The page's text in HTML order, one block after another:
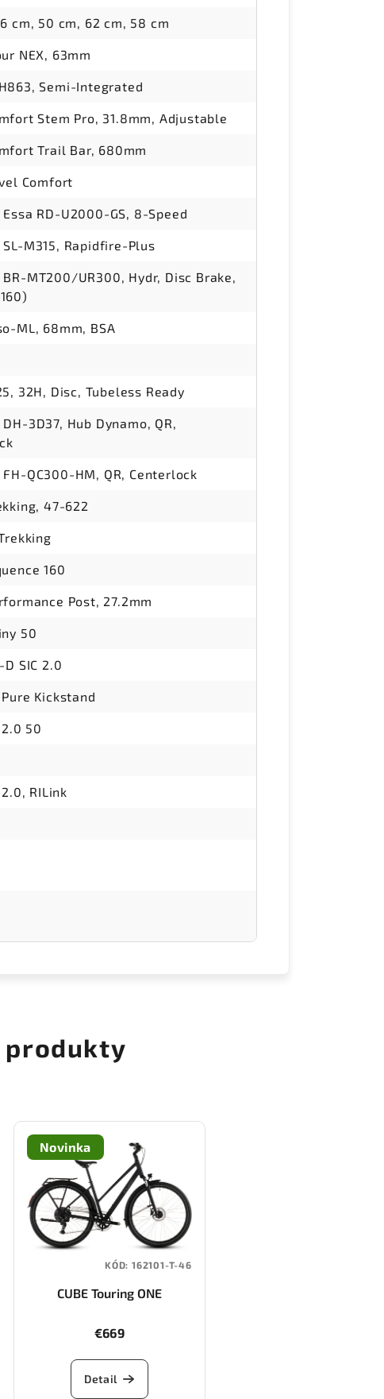
cm, 50 cm, 62 cm, 58 cm
NEX, 63mm
Semi-Integrated
Stem Pro, 31.8mm, Adjustable
Trail Bar, 680mm
Comfort
Essa RD-U2000-GS, 8-Speed
SL-M315, Rapidfire-Plus
BR-MT200/UR300, Hydr, Disc Brake,
ML, 68mm, BSA
32H, Disc, Tubeless Ready
3D37, Hub Dynamo, QR,
FH-QC300-HM, QR, Centerlock
47-622
160
Post, 27.2mm
50
D SIC 2.0
Pure Kickstand
2.0 50
2.0, RILink
produkty
Novinka
CUBE Touring ONE
€669
Detail
KÓD: 162101-T-46